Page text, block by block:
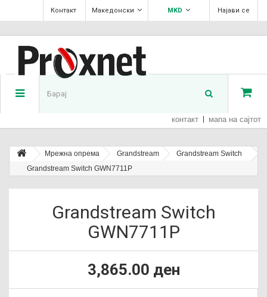
Најави се
MKD
Македонски
Контакт
контакт мапа на сајтот
Мрежна опрема Grandstream
Grandstream Switch
Grandstream Switch GWN7711P
Grandstream Switch
GWN7711P
3,865.00 ден